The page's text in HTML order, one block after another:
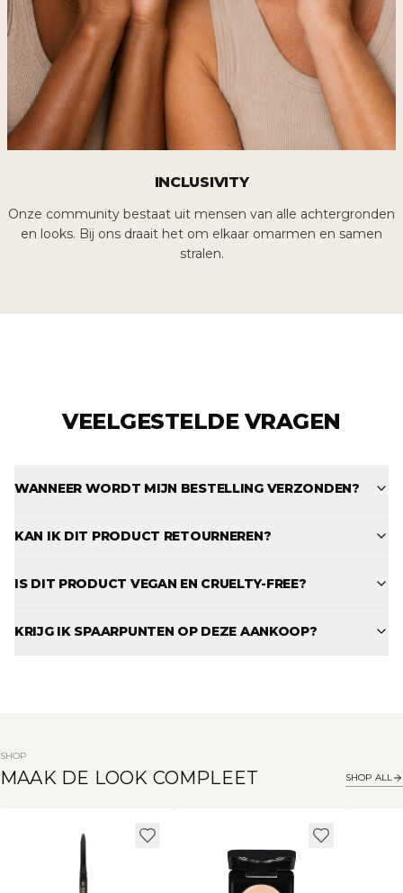
INCLUSIVITY
Onze community bestaat uit mensen van alle achtergronden
en looks. Bij ons draait het om elkaar omarmen en samen
stralen.
VEELGESTELDE VRAGEN
WANNEER WORDT MIJN BESTELLING VERZONDEN?
KAN IK DIT PRODUCT RETOURNEREN?
IS DIT PRODUCT VEGAN EN CRUELTY-FREE?
KRIJG IK SPAARPUNTEN OP DEZE AANKOOP?
SHOP
MAAK DE LOOK COMPLEET SHOP ALL